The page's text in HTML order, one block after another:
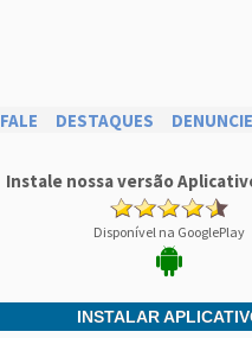
FALE DESTAQUES DENUNCIE
Instale nossa versão
Disponível na GooglePlay
INSTALAR